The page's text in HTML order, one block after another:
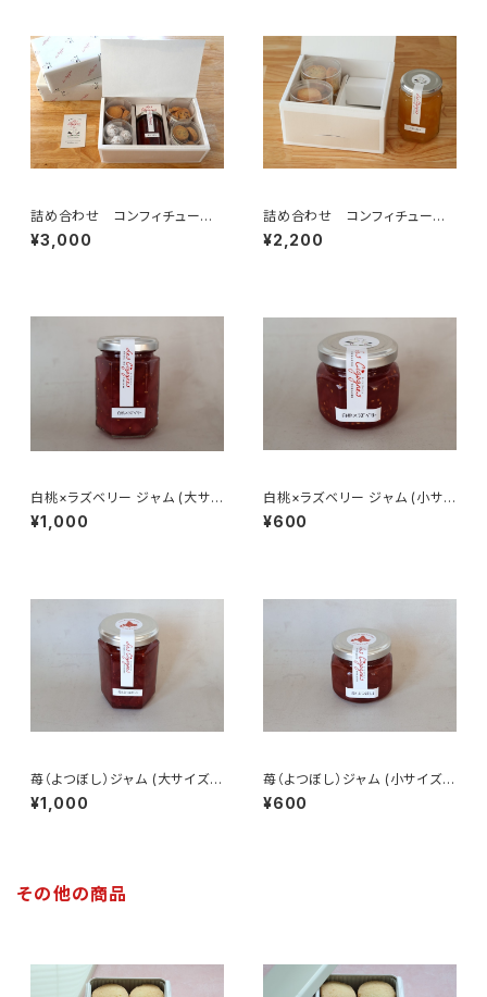
詰め合わせ コンフィチュー
ル ティータイム (M サイズ)
¥3,000
詰め合わせ コンフィチュー
ル ティータイム (S サイズ)
¥2,200
白桃×ラズベリー ジャム (大サイ
ズ - 170g)
¥1,000
白桃×ラズベリー ジャム (小サイ
ズ - 80g)
¥600
苺（よつぼし）ジャム (大サイズ -
180g)
¥1,000
苺（よつぼし）ジャム (小サイズ -
80g)
¥600
その他の商品